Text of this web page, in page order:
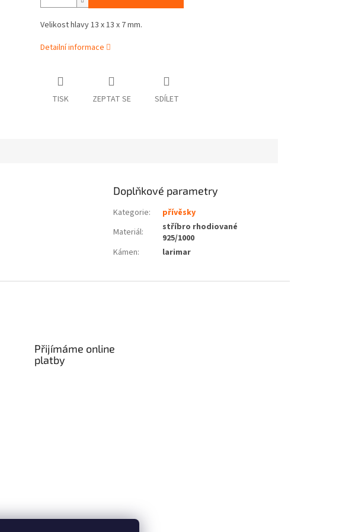
Velikost hlavy 13 x 13 x 7 mm.
Detailní informace
TISK ZEPTAT SE SDÍLET
Doplňkové parametry
Kategorie:
přívěsky
Materiál:
stříbro rhodiované
925/1000
Kámen: larimar
Přijímáme online
platby